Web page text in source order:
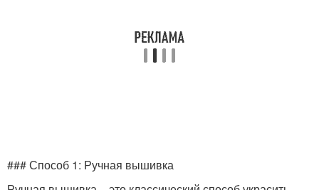
Кружевные украшения
кружевного украшения
Идеи для украшений Цветочные украшения
### Способ 1: Ручная вышивка